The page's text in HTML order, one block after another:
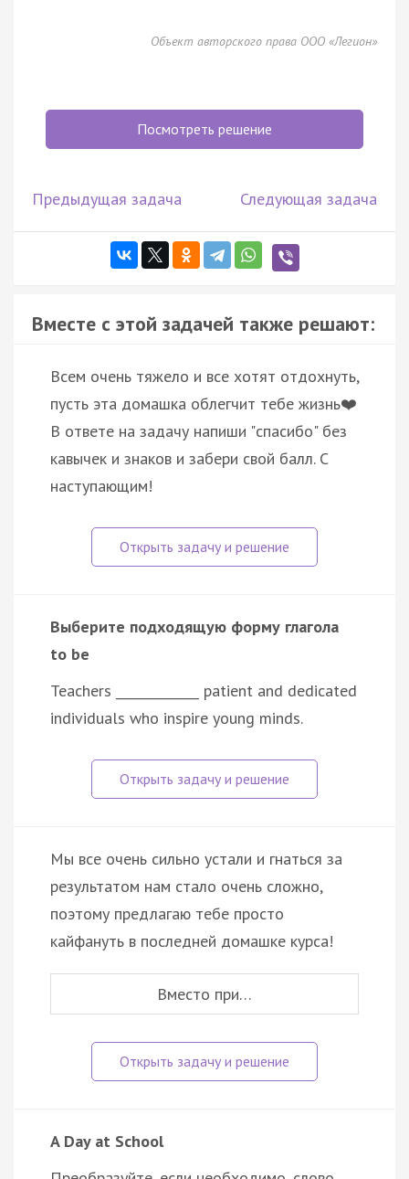
Объект авторского права ООО «Легион»
Посмотреть решение
Предыдущая задача Следующая задача
Вместе с этой задачей также решают:
Всем очень тяжело и все хотят отдохнуть,
пусть эта домашка облегчит тебе жизнь❤️
В ответе на задачу напиши "спасибо" без
кавычек и знаков и забери свой балл. С
наступающим!
Выберите подходящую форму глагола
to be
Teachers _____________ patient and dedicated
individuals who inspire young minds.
Мы все очень сильно устали и гнаться за
результатом нам стало очень сложно,
поэтому предлагаю тебе просто
кайфануть в последней домашке курса!
Вместо при…
A Day at School